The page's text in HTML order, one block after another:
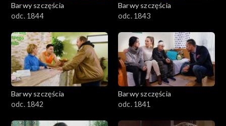
Barwy szczęścia
odc. 1844
Barwy szczęścia
odc. 1843
Barwy szczęścia
odc. 1842
Barwy szczęścia
odc. 1841